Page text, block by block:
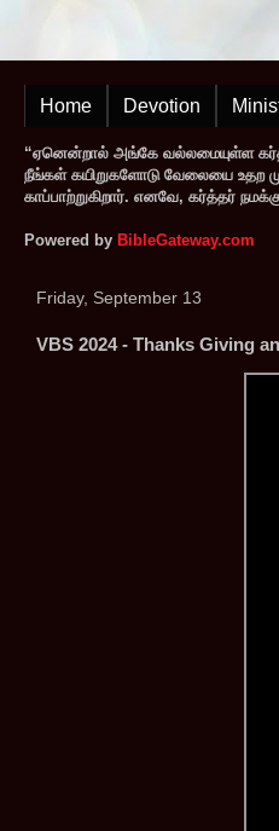
Home Devotion
“ஏனென்றால் அங்கே வல்லமையுள்ள
நீங்கள் கயிறுகளோடு வேலையை உதற
காப்பாற்றுகிறார். எனவே, கர்த்தர்
Powered by BibleGateway.com
Friday, September 13
VBS 2024 - Thanks Giving